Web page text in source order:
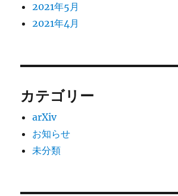
2021年5月
2021年4月
カテゴリー
arXiv
お知らせ
未分類